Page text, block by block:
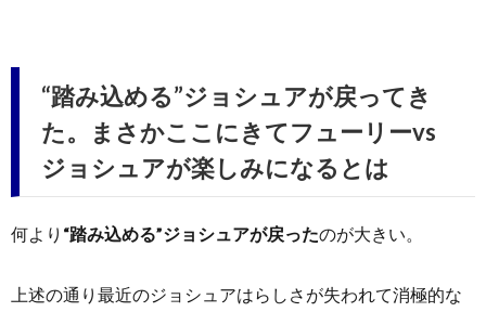
“踏み込める”ジョシュアが戻ってき
た。まさかここにきてフューリーvs
ジョシュアが楽しみになるとは
何より “踏み込める”ジョシュアが戻ったのが大きい。
上述の通り最近のジョシュアはらしさが失われて消極的な